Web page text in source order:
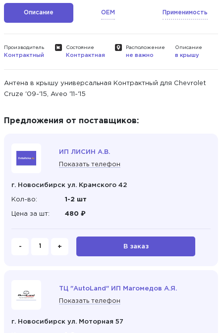
Описание OEM Применимость
Производитель
Контрактный
Состояние
Контрактная
Расположение
не важно
Описание
в крышу
Антена в крышу универсальная Контрактный для Chevrolet
Cruze '09-'15, Aveo '11-'15
Предложения от поставщиков:
ИП ЛИСИН А.В.
Показать телефон
г. Новосибирск ул. Крамского 42
Кол-во: 1-2 шт
Цена за шт: 480 ₽
- + В заказ
ТЦ "AutoLand" ИП Магомедов А.Я.
Показать телефон
г. Новосибирск ул. Моторная 57